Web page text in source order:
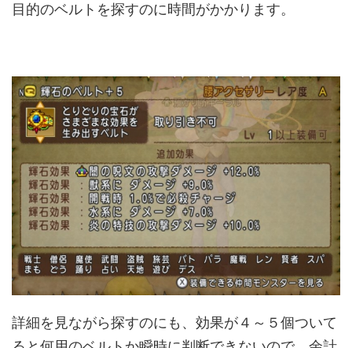
目的のベルトを探すのに時間がかかります。
詳細を見ながら探すのにも、効果が４～５個ついて